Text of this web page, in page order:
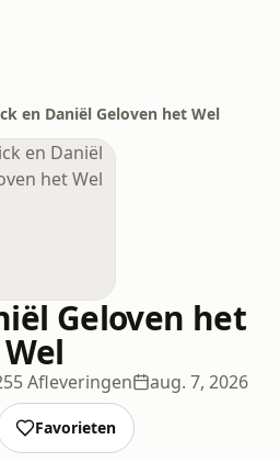
en Daniël Geloven het Wel
Geloven het
Wel
Afleveringen aug. 7, 2026
Favorieten